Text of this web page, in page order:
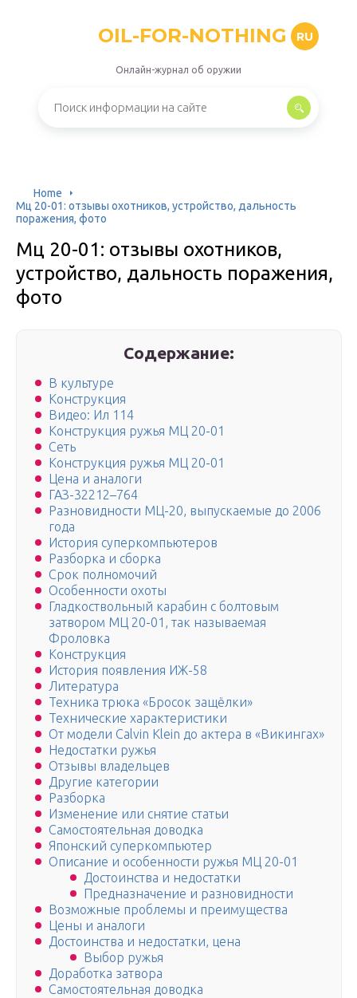
OIL-FOR-NOTHING RU
Онлайн-журнал об оружии
Home
Мц 20-01: отзывы охотников, устройство, дальность
поражения, фото
Мц 20-01: отзывы охотников,
устройство, дальность поражения,
фото
Содержание:
В культуре
Конструкция
Видео: Ил 114
Конструкция ружья МЦ 20-01
Сеть
Конструкция ружья МЦ 20-01
Цена и аналоги
ГАЗ-32212–764
Разновидности МЦ-20, выпускаемые до 2006
года
История суперкомпьютеров
Разборка и сборка
Срок полномочий
Особенности охоты
Гладкоствольный карабин с болтовым
затвором МЦ 20-01, так называемая
Фроловка
Конструкция
История появления ИЖ-58
Литература
Техника трюка «Бросок защёлки»
Технические характеристики
От модели Calvin Klein до актера в «Викингах»
Недостатки ружья
Отзывы владельцев
Другие категории
Разборка
Изменение или снятие статьи
Самостоятельная доводка
Японский суперкомпьютер
Описание и особенности ружья МЦ 20-01
Достоинства и недостатки
Предназначение и разновидности
Возможные проблемы и преимущества
Цены и аналоги
Достоинства и недостатки, цена
Выбор ружья
Доработка затвора
Самостоятельная доводка